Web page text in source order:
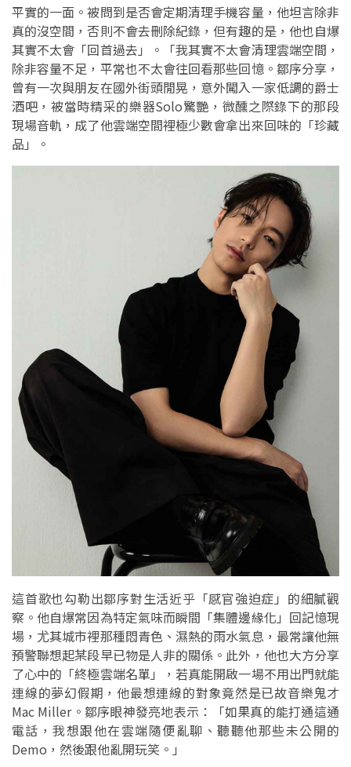
平實的一面。被問到是否會定期清理手機容量，他坦言除非
真的沒空間，否則不會去刪除紀錄，但有趣的是，他也自爆
其實不太會「回首過去」。「我其實不太會清理雲端空間，
除非容量不足，平常也不太會往回看那些回憶。鄒序分享，
曾有一次與朋友在國外街頭閒晃，意外闖入一家低調的爵士
酒吧，被當時精采的樂器Solo驚艷，微醺之際錄下的那段
現場音軌，成了他雲端空間裡極少數會拿出來回味的「珍藏
品」。
這首歌也勾勒出鄒序對生活近乎「感官強迫症」的細膩觀
察。他自爆常因為特定氣味而瞬間「集體邊緣化」回記憶現
場，尤其城市裡那種悶青色、濕熱的雨水氣息，最常讓他無
預警聯想起某段早已物是人非的關係。此外，他也大方分享
了心中的「終極雲端名單」，若真能開啟一場不用出門就能
連線的夢幻假期，他最想連線的對象竟然是已故音樂鬼才
Mac Miller。鄒序眼神發亮地表示：「如果真的能打通這通
電話，我想跟他在雲端隨便亂聊、聽聽他那些未公開的
Demo，然後跟他亂開玩笑。」